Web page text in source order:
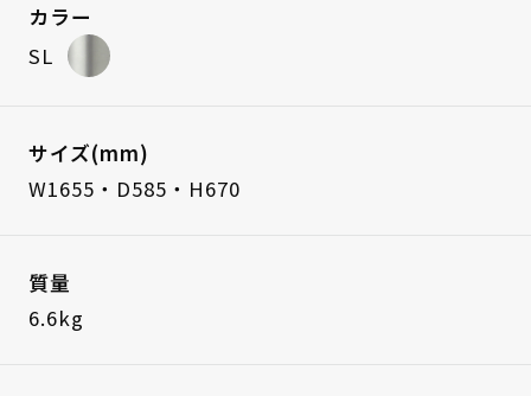
カラー
SL
サイズ(mm)
W1655・D585・H670
質量
6.6kg